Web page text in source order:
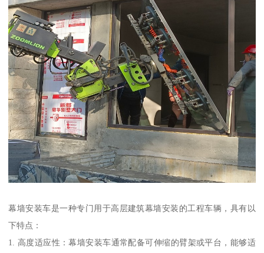
幕墙安装车是一种专门用于高层建筑幕墙安装的工程车辆，具有以
下特点：
1. 高度适应性：幕墙安装车通常配备可伸缩的臂架或平台，能够适